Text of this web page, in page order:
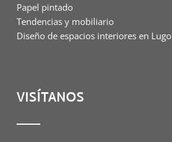
Papel pintado
Tendencias y mobiliario
Diseño de espacios interiores en Lugo
VISÍTANOS